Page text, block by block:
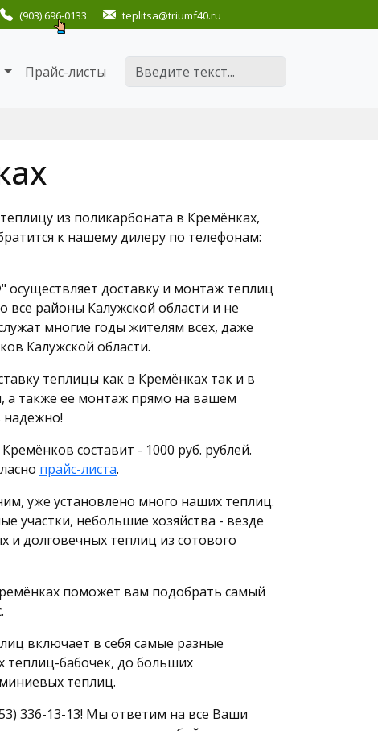
(903) 696-0133 teplitsa@triumf40.ru
Прайс-листы Поиск
из поликарбоната в Кремёнках,
к нашему дилеру по телефонам:
доставку и монтаж теплиц
все районы Калужской области и не
многие годы жителям всех, даже
Калужской области.
теплицы как в Кремёнках так и в
а также ее монтаж прямо на вашем
надежно!
составит - 1000 руб. рублей.
прайс-листа.
уже установлено много наших теплиц.
участки, небольшие хозяйства - везде
и долговечных теплиц из сотового
поможет вам подобрать самый
включает в себя самые разные
теплиц-бабочек, до больших
теплиц.
336-13-13! Мы ответим на все Ваши